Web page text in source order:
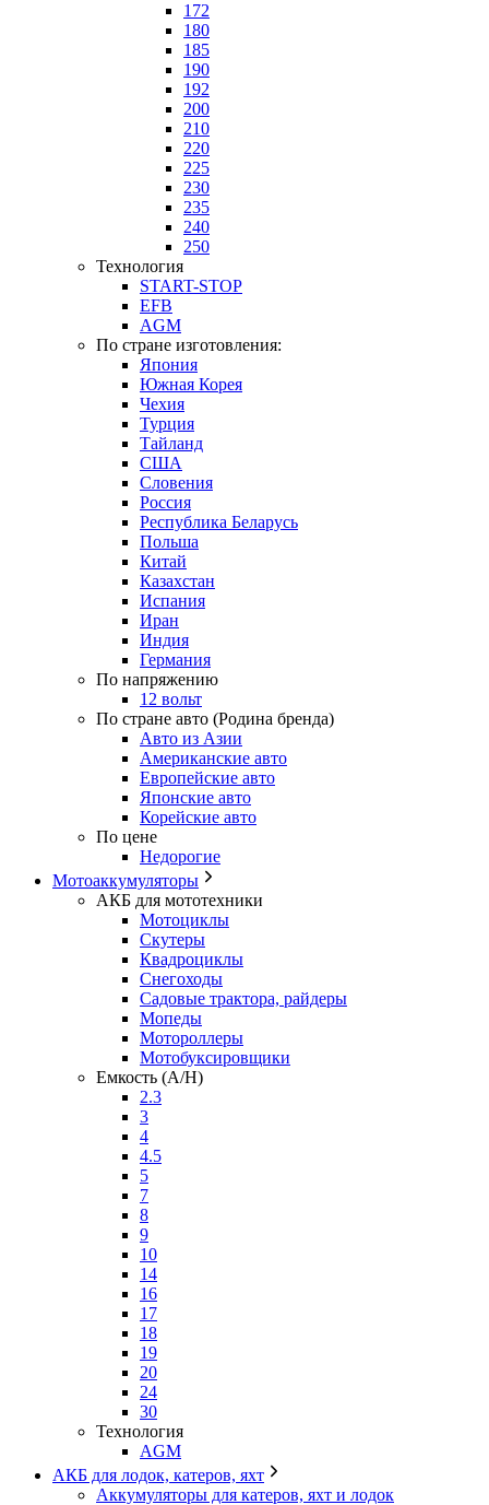
172
180
185
190
192
200
210
220
225
230
235
240
250
Технология
START-STOP
EFB
AGM
По стране изготовления:
Япония
Южная Корея
Чехия
Турция
Тайланд
США
Словения
Россия
Республика Беларусь
Польша
Китай
Казахстан
Испания
Иран
Индия
Германия
По напряжению
12 вольт
По стране авто (Родина бренда)
Авто из Азии
Американские авто
Европейские авто
Японские авто
Корейские авто
По цене
Недорогие
Мотоаккумуляторы
АКБ для мототехники
Мотоциклы
Скутеры
Квадроциклы
Снегоходы
Садовые трактора, райдеры
Мопеды
Мотороллеры
Мотобуксировщики
Емкость (A/H)
2.3
3
4
4.5
5
7
8
9
10
14
16
17
18
19
20
24
30
Технология
AGM
АКБ для лодок, катеров, яхт
Аккумуляторы для катеров, яхт и лодок